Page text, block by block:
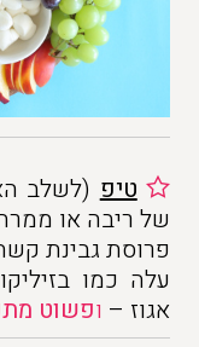
טיפ(לשלב
של ריבה או
פרוסת גבינת
עלה כמו
אגוז – ופשוט